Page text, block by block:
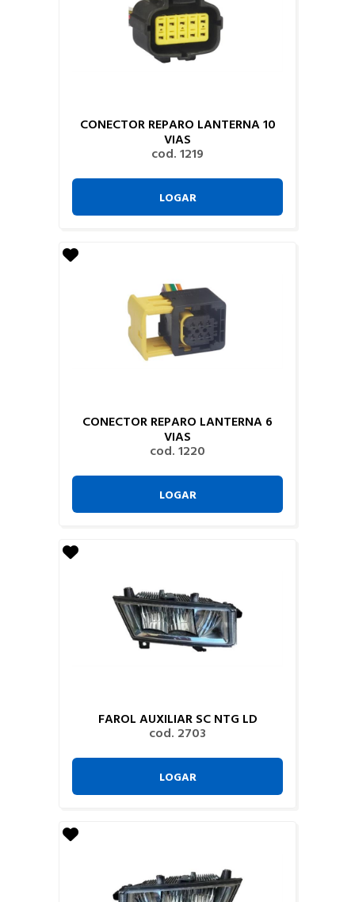
CONECTOR REPARO LANTERNA 10
VIAS
cod. 1219
LOGAR
CONECTOR REPARO LANTERNA 6
VIAS
cod. 1220
LOGAR
FAROL AUXILIAR SC NTG LD
cod. 2703
LOGAR